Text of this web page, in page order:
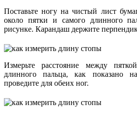
Поставьте ногу на чистый лист
около пятки и самого длинного
рисунке. Карандаш держите
Измерьте расстояние между
длинного пальца, как показано
проведите для обеих ног.